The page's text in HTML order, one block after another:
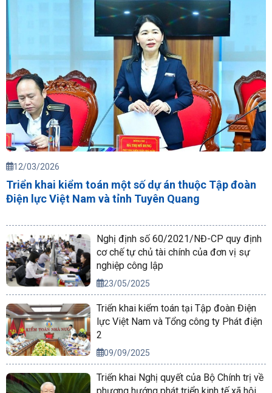
12/03/2026
Triển khai kiểm toán một số dự án thuộc Tập đoàn
Điện lực Việt Nam và tỉnh Tuyên Quang
Nghị định số 60/2021/NĐ-CP quy định
cơ chế tự chủ tài chính của đơn vị sự
nghiệp công lập
23/05/2025
Triển khai kiểm toán tại Tập đoàn Điện
lực Việt Nam và Tổng công ty Phát điện
2
09/09/2025
Triển khai Nghị quyết của Bộ Chính trị về